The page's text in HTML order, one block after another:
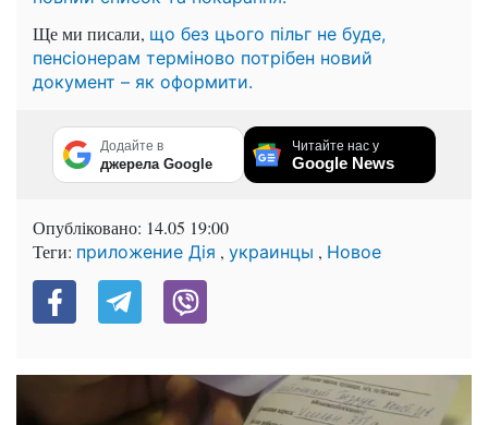
Ще ми писали, що без цього пільг не буде,
пенсіонерам терміново потрібен новий
документ – як оформити.
Додайте в
джерела Google
Читайте нас у
Google News
Опубліковано: 14.05 19:00
Теги: приложение Дія , украинцы , Новое